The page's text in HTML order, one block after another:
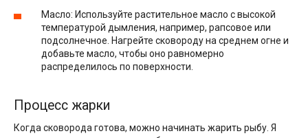
Масло: Используйте растительное масло с высокой
температурой дымления, например, рапсовое или
подсолнечное. Нагрейте сковороду на среднем огне и
добавьте масло, чтобы оно равномерно
распределилось по поверхности.
Процесс жарки
Когда сковорода готова, можно начинать жарить рыбу. Я